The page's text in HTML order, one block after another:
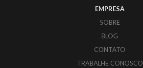
EMPRESA
SOBRE
BLOG
CONTATO
TRABALHE CONOSCO